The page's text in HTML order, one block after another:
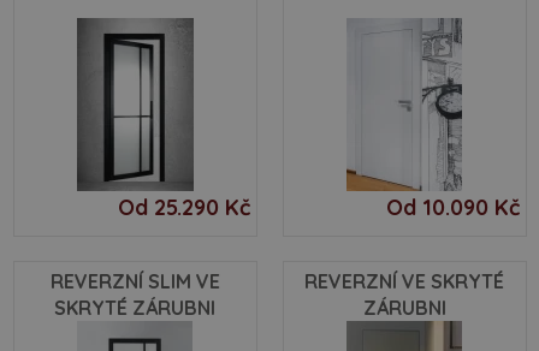
Od 25.290 Kč Od 10.090 Kč
REVERZNÍ SLIM VE
SKRYTÉ ZÁRUBNI
REVERZNÍ VE SKRYTÉ
ZÁRUBNI